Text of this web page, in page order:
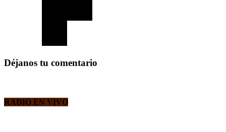
Déjanos tu comentario
RADIO EN VIVO